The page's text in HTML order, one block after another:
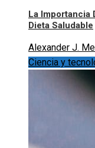
La Importancia
Dieta Saludable
Alexander J.
Ciencia y